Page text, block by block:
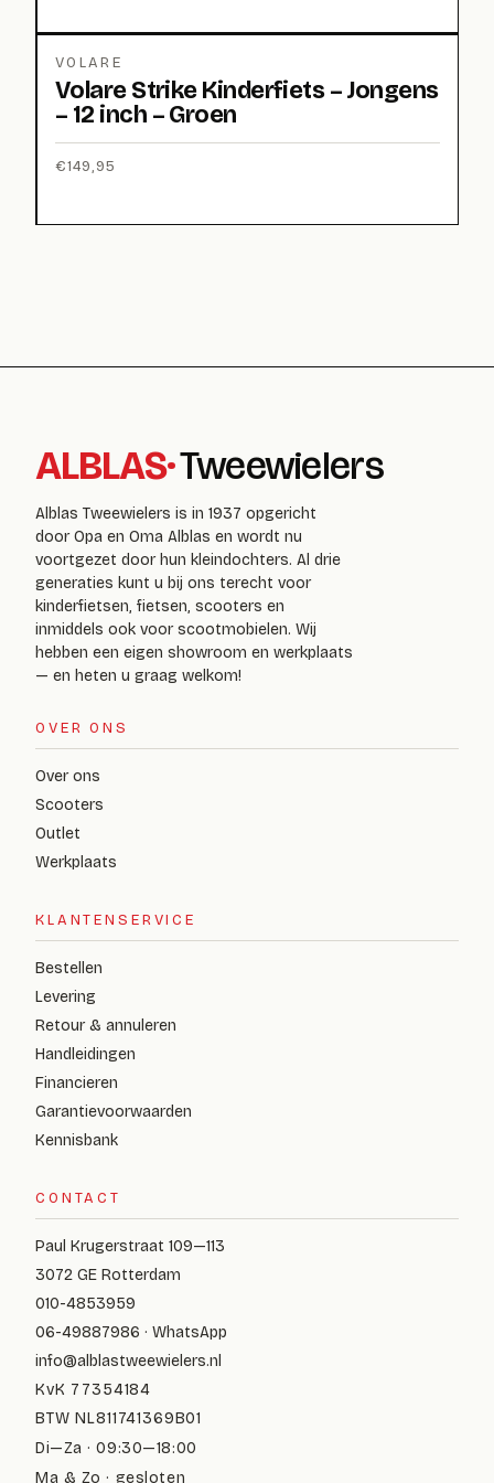
VOLARE
Volare Strike Kinderfiets – Jongens
– 12 inch – Groen
€149,95
ALBLAS·Tweewielers
Alblas Tweewielers is in 1937 opgericht
door Opa en Oma Alblas en wordt nu
voortgezet door hun kleindochters. Al drie
generaties kunt u bij ons terecht voor
kinderfietsen, fietsen, scooters en
inmiddels ook voor scootmobielen. Wij
hebben een eigen showroom en werkplaats
— en heten u graag welkom!
OVER ONS
Over ons
Scooters
Outlet
Werkplaats
KLANTENSERVICE
Bestellen
Levering
Retour & annuleren
Handleidingen
Financieren
Garantievoorwaarden
Kennisbank
CONTACT
Paul Krugerstraat 109—113
3072 GE Rotterdam
010-4853959
06-49887986 · WhatsApp
info@alblastweewielers.nl
KvK 77354184
BTW NL811741369B01
Di—Za · 09:30—18:00
Ma & Zo · gesloten